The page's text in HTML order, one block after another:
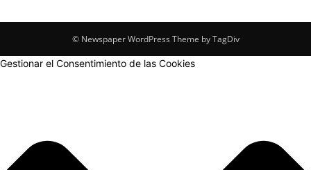
© Newspaper WordPress Theme by TagDiv
Gestionar el Consentimiento de las Cookies